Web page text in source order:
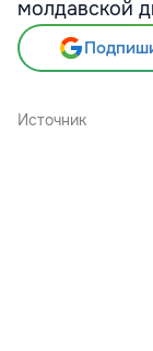
молдавской
Источник